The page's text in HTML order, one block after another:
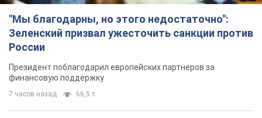
"Мы благодарны, но этого недостаточно":
Зеленский призвал ужесточить санкции против
России
Президент поблагодарил европейских партнеров за
финансовую поддержку
7 часов назад 66,5 т.